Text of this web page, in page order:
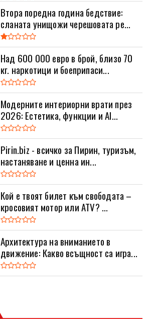
Втора поредна година бедствие:
сланата унищожи черешовата ре...
Над 600 000 евро в брой, близо 70
кг. наркотици и боеприпаси...
Модерните интериорни врати през
2026: Естетика, функции и AI...
Pirin.biz - всичко за Пирин, туризъм,
настаняване и ценна ин...
Кой е твоят билет към свободата –
кросовият мотор или ATV? ...
Архитектура на вниманието в
движение: Какво всъщност са игра...